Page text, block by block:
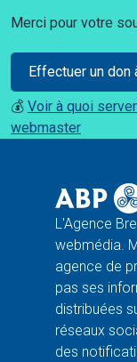
Merci pour votre
Effectuer un don
💰 Voir à quoi
webmaster
L'Agence
webmédia.
agence de
pas ses
distribuées
réseaux
des